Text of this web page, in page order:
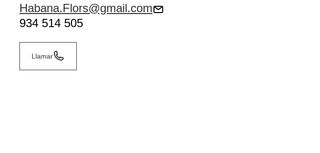
Habana.Flors@gmail.com
934 514 505
Llamar